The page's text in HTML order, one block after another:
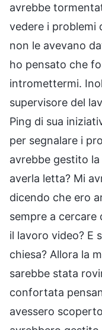
avrebbe
vedere i problemi
non le avevano
ho pensato che
intromettermi.
supervisore del
Ping di sua
per segnalare i
avrebbe gestito
averla letta? Mi
dicendo che ero
sempre a
il lavoro video? E
chiesa? Allora la
sarebbe stata
confortata
avessero